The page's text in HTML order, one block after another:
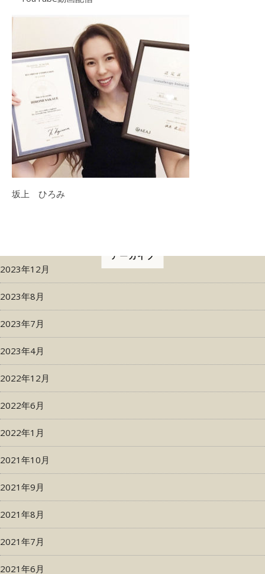
坂上 ひろみ
アーカイブ
2023年12月
2023年8月
2023年7月
2023年4月
2022年12月
2022年6月
2022年1月
2021年10月
2021年9月
2021年8月
2021年7月
2021年6月